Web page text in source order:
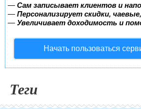
— Сам записывает клиентов и
— Персонализирует скидки,
— Увеличивает доходимость и
Начать пользоваться
Теги